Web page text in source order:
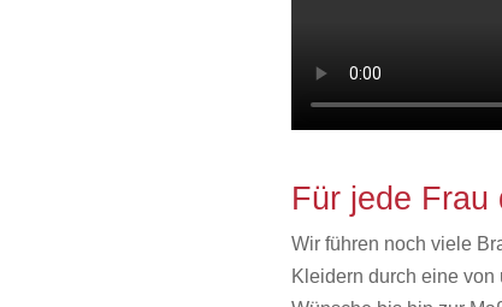
Für jede Frau
Wir führen noch viele
Kleidern durch eine